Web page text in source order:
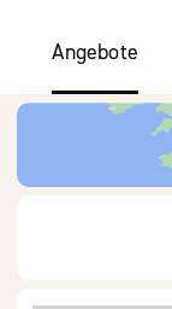
Angebote